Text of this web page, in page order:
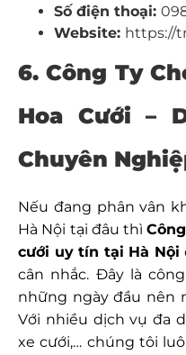
Số điện thoại:
Website: https://
6. Công Ty
Hoa Cưới –
Chuyên
Nếu đang phân vân
Hà Nội tại đâu thì
cưới uy tín tại Hà Nội
cân nhắc. Đây là
những ngày đầu nên
Với nhiều dịch vụ đa
xe cưới,… chúng tôi